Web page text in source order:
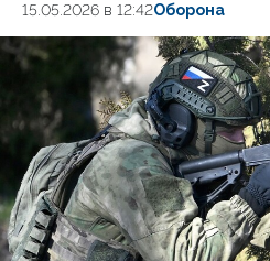
15.05.2026 в 12:42Оборона